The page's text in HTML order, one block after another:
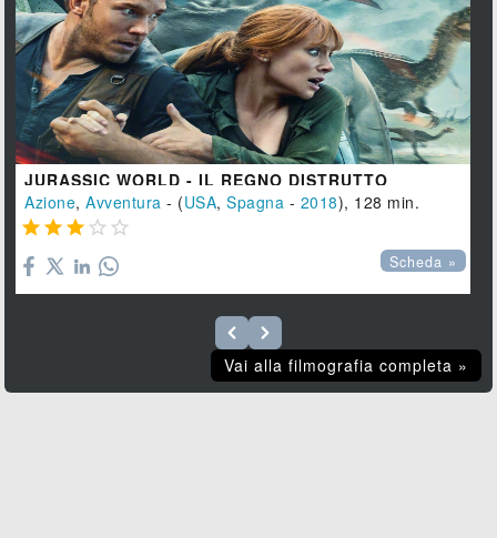
JURASSIC WORLD - IL REGNO DISTRUTTO
Azione,Avventura - (USA,Spagna - 2018), 128 min.
    
Scheda »
Vai alla filmografia completa »